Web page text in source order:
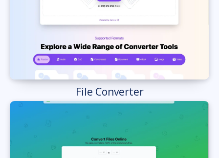
File Converter